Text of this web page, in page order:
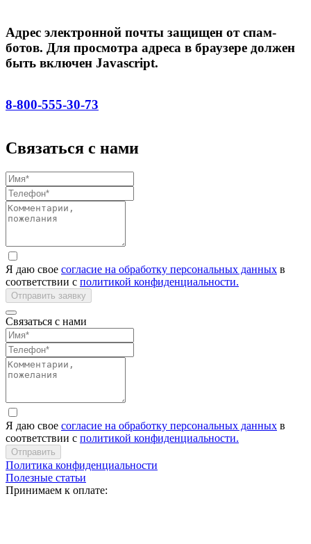
Адрес электронной почты защищен от спам-
ботов. Для просмотра адреса в браузере должен
быть включен Javascript.
8-800-555-30-73
Связаться с нами
Я даю свое согласие на обработку персональных данных в
соответствии с политикой конфиденциальности.
Отправить заявку
Связаться с нами
Я даю свое согласие на обработку персональных данных в
соответствии с политикой конфиденциальности.
Отправить
Политика конфиденциальности
Полезные статьи
Принимаем к оплате: